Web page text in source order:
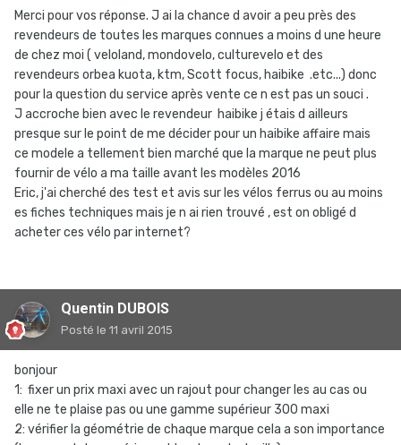
Merci pour vos réponse. J ai la chance d avoir a peu près des
revendeurs de toutes les marques connues a moins d une heure
de chez moi ( veloland, mondovelo, culturevelo et des
revendeurs orbea kuota, ktm, Scott focus, haibike .etc...) donc
pour la question du service après vente ce n est pas un souci .
J accroche bien avec le revendeur haibike j étais d ailleurs
presque sur le point de me décider pour un haibike affaire mais
ce modele a tellement bien marché que la marque ne peut plus
fournir de vélo a ma taille avant les modèles 2016
Eric, j'ai cherché des test et avis sur les vélos ferrus ou au moins
es fiches techniques mais je n ai rien trouvé , est on obligé d
acheter ces vélo par internet?
Quentin DUBOIS
Posté le 11 avril 2015
bonjour
1: fixer un prix maxi avec un rajout pour changer les au cas ou
elle ne te plaise pas ou une gamme supérieur 300 maxi
2: vérifier la géométrie de chaque marque cela a son importance